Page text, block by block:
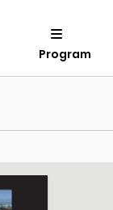
Program